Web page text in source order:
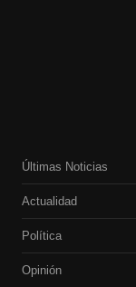
Últimas Noticias
Actualidad
Política
Opinión